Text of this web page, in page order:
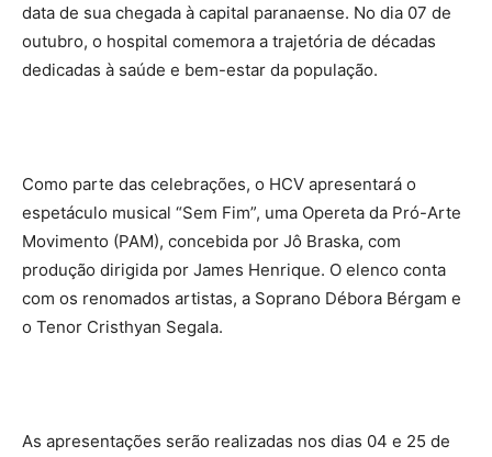
data de sua chegada à capital paranaense. No dia 07 de
outubro, o hospital comemora a trajetória de décadas
dedicadas à saúde e bem-estar da população.
Como parte das celebrações, o HCV apresentará o
espetáculo musical “Sem Fim”, uma Opereta da Pró-Arte
Movimento (PAM), concebida por Jô Braska, com
produção dirigida por James Henrique. O elenco conta
com os renomados artistas, a Soprano Débora Bérgam e
o Tenor Cristhyan Segala.
As apresentações serão realizadas nos dias 04 e 25 de